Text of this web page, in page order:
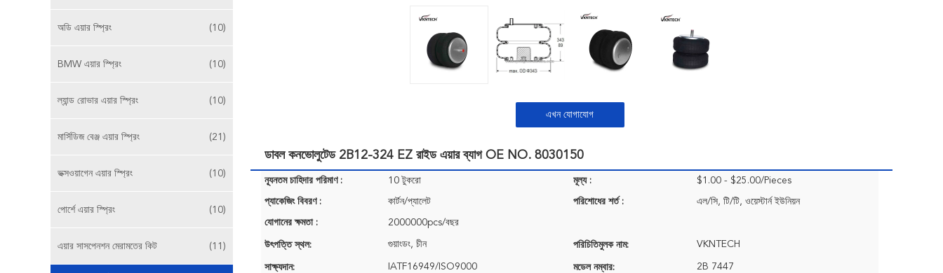
অডি এয়ার স্প্রিং (10)
BMW এয়ার স্প্রিং (10)
ল্যান্ড রোভার এয়ার স্প্রিং (10)
মার্সিডিজ বেঞ্জ এয়ার স্প্রিং (21)
ভক্সওয়াগেন এয়ার স্প্রিং (10)
পোর্শে এয়ার স্প্রিং (10)
এয়ার সাসপেনশন মেরামতের কিট (11)
এখন যোগাযোগ
ডাবল কনভোলুটেড 2B12-324 EZ রাইড এয়ার ব্যাগ OE NO. 8030150
ন্যূনতম চাহিদার পরিমাণ : 10 টুকরো মূল্য : $1.00 - $25.00/Pieces
প্যাকেজিং বিবরণ : কার্টন/প্যালেট পরিশোধের শর্ত : এল/সি, টি/টি, ওয়েস্টার্ন ইউনিয়ন
যোগানের ক্ষমতা : 2000000pcs/বছর
উৎপত্তি স্থল: গুয়াংডং, চীন পরিচিতিমুলক নাম: VKNTECH
সাক্ষ্যদান: IATF16949/ISO9000 মডেল নম্বার: 2B 7447